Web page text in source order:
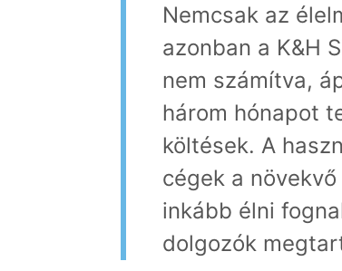
Nemcsak az
azonban a K&H
nem számítva,
három hónapot
költések. A
cégek a
inkább élni
dolgozók